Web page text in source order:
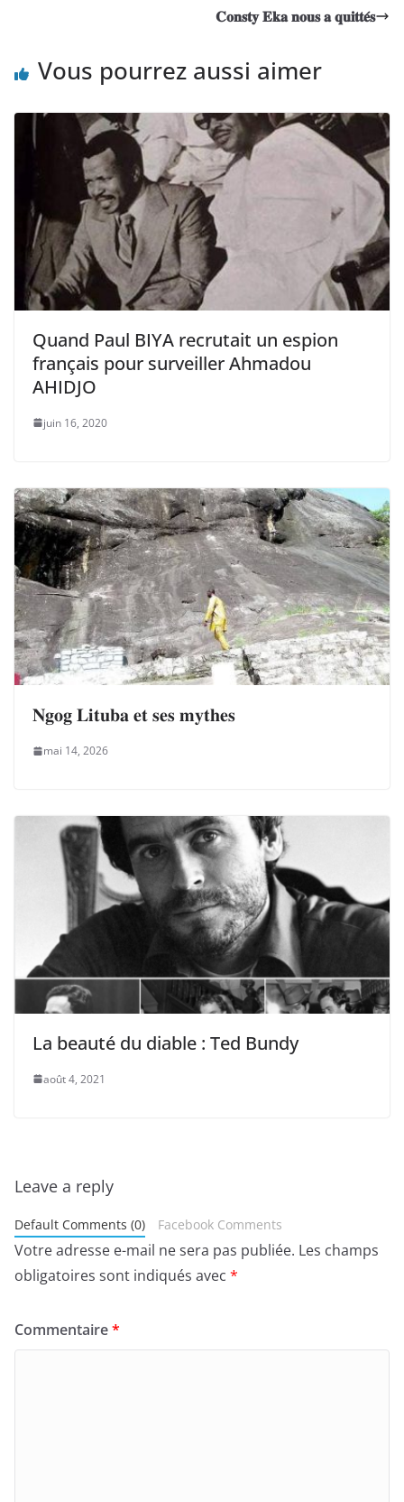
𝐂𝐨𝐧𝐬𝐭𝐲 𝐄𝐤𝐚 𝐧𝐨𝐮𝐬 𝐚 𝐪𝐮𝐢𝐭𝐭𝐞́𝐬
Vous pourrez aussi aimer
Quand Paul BIYA recrutait un espion
français pour surveiller Ahmadou
AHIDJO
juin 16, 2020
𝐍𝐠𝐨𝐠 𝐋𝐢𝐭𝐮𝐛𝐚 𝐞𝐭 𝐬𝐞𝐬 𝐦𝐲𝐭𝐡𝐞𝐬
mai 14, 2026
La beauté du diable : Ted Bundy
août 4, 2021
Leave a reply
Default Comments (0) Facebook Comments
Votre adresse e-mail ne sera pas publiée. Les champs
obligatoires sont indiqués avec *
Commentaire*